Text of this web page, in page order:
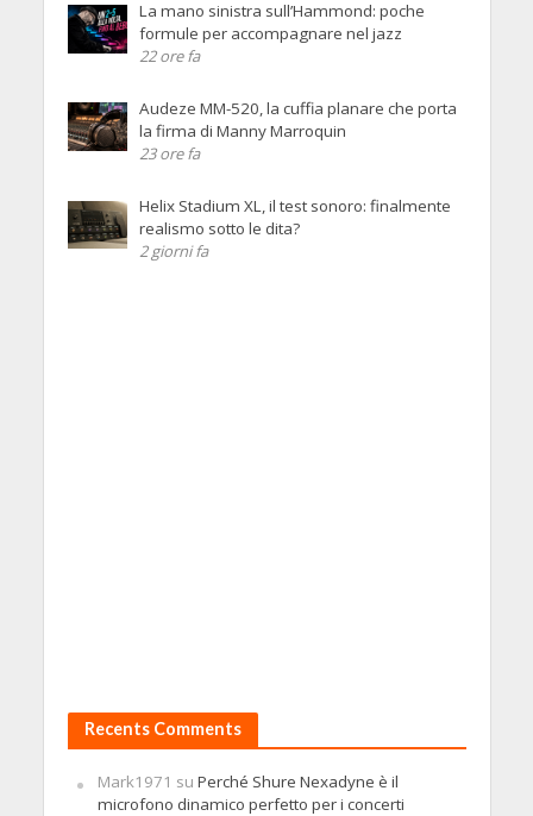
La mano sinistra sull’Hammond: poche
formule per accompagnare nel jazz
22 ore fa
Audeze MM-520, la cuffia planare che porta
la firma di Manny Marroquin
23 ore fa
Helix Stadium XL, il test sonoro: finalmente
realismo sotto le dita?
2 giorni fa
Recents Comments
Mark1971 su Perché Shure Nexadyne è il
microfono dinamico perfetto per i concerti